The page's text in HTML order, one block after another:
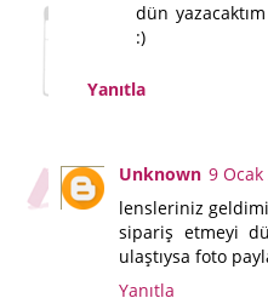
dün
:)
Yanıtla
Unknown 9
lensleriniz
sipariş etmeyi
ulaştıysa foto
Yanıtla